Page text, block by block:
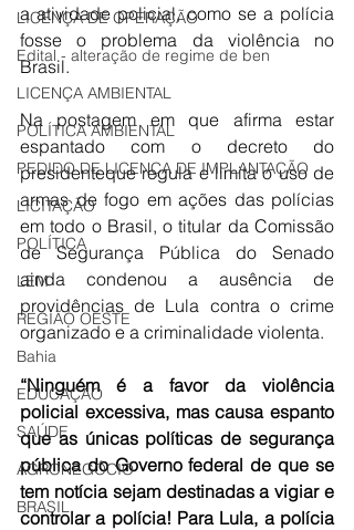
LICENÇA DE OPERAÇÃO
Edital - alteração de regime de ben
LICENÇA AMBIENTAL
POLÍTICA AMBIENTAL
PEDIDO DE LICENÇA DE IMPLANTAÇÃO
LICITAÇÃO
POLÍTICA
LEM
REGIÃO OESTE
Bahia
EDUCAÇÃO
SAÚDE
AGRONEGÓCIO
BRASIL
a atividade policial, como se a polícia
fosse o problema da violência no
Brasil.
Na postagem em que afirma estar
espantado com o decreto do
presidenteque regula e limita o uso de
armas de fogo em ações das polícias
em todo o Brasil, o titular da Comissão
de Segurança Pública do Senado
ainda condenou a ausência de
providências de Lula contra o crime
organizado e a criminalidade violenta.
“Ninguém é a favor da violência
policial excessiva, mas causa espanto
que as únicas políticas de segurança
pública do Governo federal de que se
tem notícia sejam destinadas a vigiar e
controlar a polícia! Para Lula, a polícia